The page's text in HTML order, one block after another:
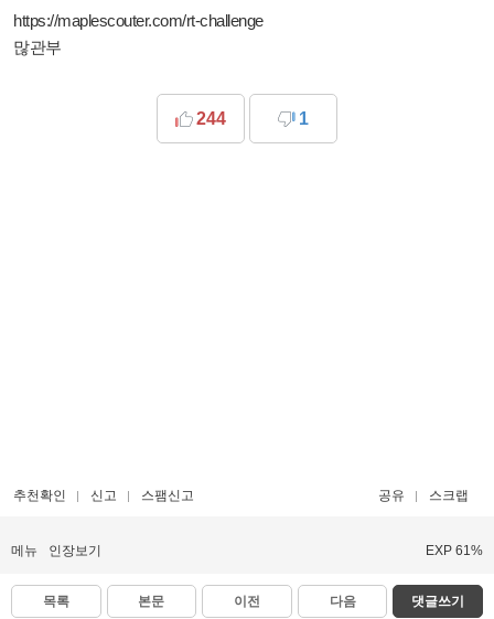
https://maplescouter.com/rt-challenge
많관부
244 1
추천확인 신고 스팸신고 공유 스크랩
메뉴 인장보기 EXP 61%
목록 본문 이전 다음 댓글쓰기